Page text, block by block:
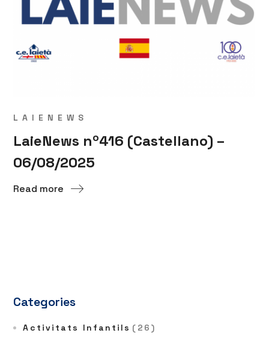
LAIENEWS
LaieNews nº416 (Castellano) –
06/08/2025
Read more
Categories
Activitats Infantils (26)